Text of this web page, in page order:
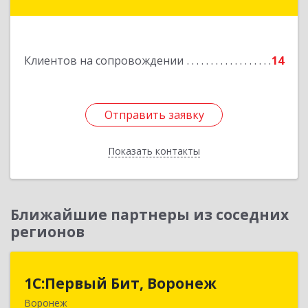
Клиентов на сопровождении 14
Отправить заявку
Показать контакты
Отправить заявку
Назад
Ближайшие партнеры из соседних
регионов
1С:Первый Бит, Воронеж
Воронеж
1С:Первый Бит, Воронеж